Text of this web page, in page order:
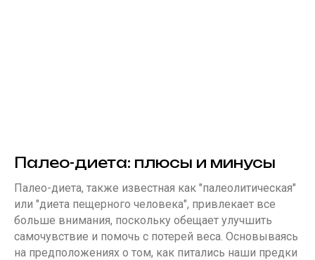
Палео-диета: плюсы и минусы
Палео-диета, также известная как "палеолитическая"
или "диета пещерного человека", привлекает все
больше внимания, поскольку обещает улучшить
самочувствие и помочь с потерей веса. Основываясь
на предположениях о том, как питались наши предки